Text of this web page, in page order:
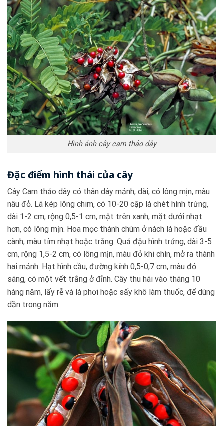
Hình ảnh cây cam thảo dây
Đặc điểm hình thái của cây
Cây Cam thảo dây có thân dây mảnh, dài, có lông mịn, màu
nâu đỏ. Lá kép lông chim, có 10-20 cặp lá chét hình trứng,
dài 1-2 cm, rộng 0,5-1 cm, mặt trên xanh, mặt dưới nhạt
hơn, có lông mịn. Hoa mọc thành chùm ở nách lá hoặc đầu
cành, màu tím nhạt hoặc trắng. Quả đậu hình trứng, dài 3-5
cm, rộng 1,5-2 cm, có lông mịn, màu đỏ khi chín, mở ra thành
hai mảnh. Hạt hình cầu, đường kính 0,5-0,7 cm, màu đỏ
sáng, có một vết trắng ở đỉnh. Cây thu hái vào tháng 10
hàng năm, lấy rễ và lá phơi hoặc sấy khô làm thuốc, để dùng
dần trong năm.